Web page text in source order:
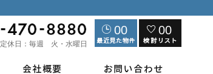
定休日： 毎週 火・水曜日
00 00